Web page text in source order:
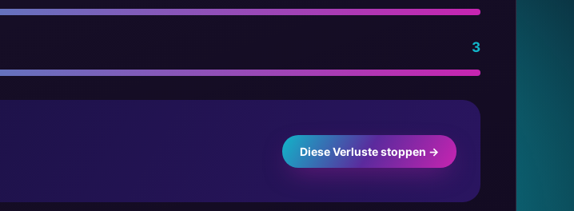
3
Diese Verluste stoppen →